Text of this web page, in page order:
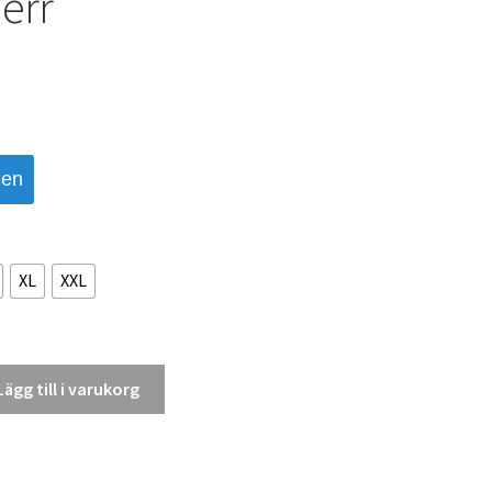
XL XXL
till i varukorg